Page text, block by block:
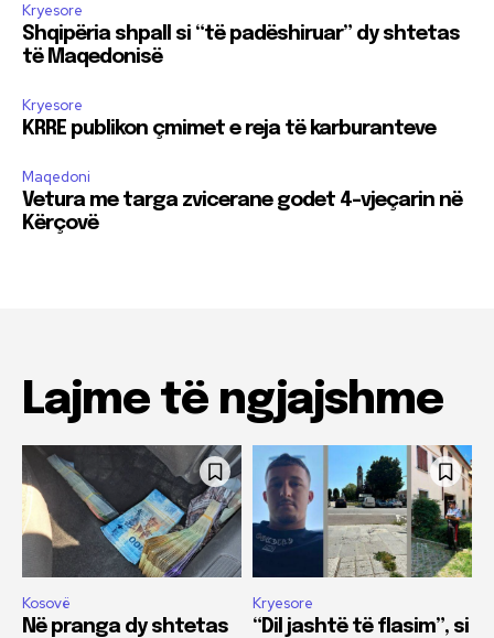
Kryesore
Shqipëria shpall si “të padëshiruar” dy shtetas
të Maqedonisë
Kryesore
KRRE publikon çmimet e reja të karburanteve
Maqedoni
Vetura me targa zvicerane godet 4-vjeçarin në
Kërçovë
Lajme të ngjajshme
Kosovë
Në pranga dy shtetas
Kryesore
“Dil jashtë të flasim”, si